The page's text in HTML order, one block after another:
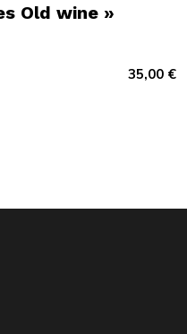
Old wine »
35,00 €